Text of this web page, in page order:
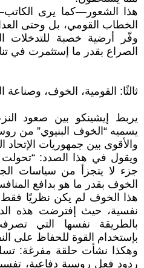
هذا الشعور—كما يرى
الخطاب القومي، بل وحتى
وفّر أرضية خصبة للتدخلات
الصراع بقدر ما إستثمرت في
ثالثًا: القومية، الخوف، وصناعة
يربط إيشينكو بين صعود
يسميه “الخوف البنيوي” من
والأقوى بين جمهوريات الإتحاد
ويقول في هذا الصدد: “تحولت
جزء لا يتجزأ من سياسات
الخوف بقدر ما هو بدافع
هذا الخوف لم يكن نظريًا
نفسية، حيث إفترضت هذه
بالطريقة نفسها التي
بإستخدام القوة للحفاظ على
وهكذا نشأت حلقة مفرغة:
ردود فعل روسية دفاعية،